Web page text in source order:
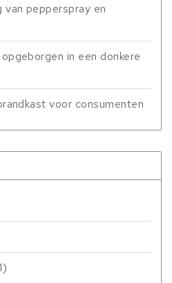
pepperspray en
in een donkere
voor consumenten